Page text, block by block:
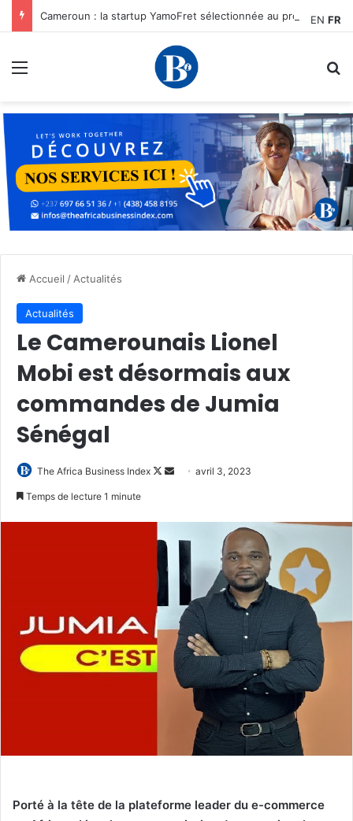
Cameroun : la startup YamoFret sélectionnée au programme HEC Challenge+ Afrique pour accélérer la transformation du fret en Afrique centrale
Menu
Accueil / Actualités
Actualités
Le Camerounais Lionel
Mobi est désormais aux
commandes de Jumia
Sénégal
The Africa Business Index
Follow
Envoyeravril 3, 2023
Temps de lecture 1 minute
Porté à la tête de la plateforme leader du e-commerce
EN FR